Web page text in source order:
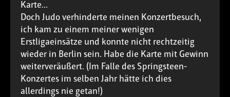
Karte...
Doch Judo verhinderte meinen Konzertbesuch,
ich kam zu einem meiner wenigen
Erstligaeinsätze und konnte nicht rechtzeitig
wieder in Berlin sein. Habe die Karte mit Gewinn
weiterveräußert. (Im Falle des Springsteen-
Konzertes im selben Jahr hätte ich dies
allerdings nie getan!)